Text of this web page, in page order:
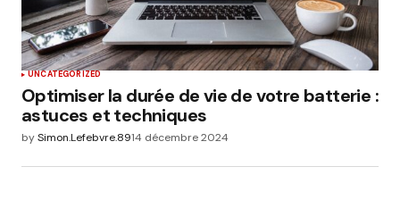
UNCATEGORIZED
Optimiser la durée de vie de votre batterie :
astuces et techniques
bySimon.Lefebvre.8914 décembre 2024